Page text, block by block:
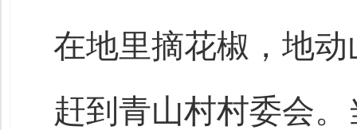
在地里摘花椒，地
赶到青山村村委会